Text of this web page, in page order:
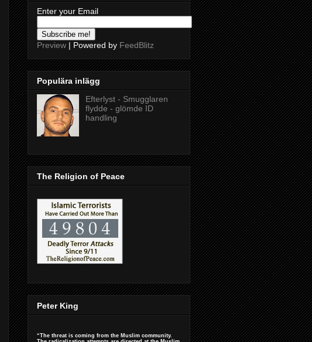
Enter your Email
Preview | Powered by FeedBlitz
Populära inlägg
Efterlyst - Smugglaren
flydde - glömde ID
handling
The Religion of Peace
Peter King
“The threat is coming from the Muslim community.